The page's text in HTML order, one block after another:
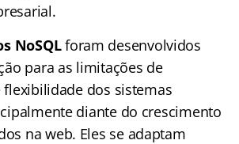
NoSQLforam desenvolvidos
para as limitações de
flexibilidade dos sistemas
diante do crescimento
na web. Eles se adaptam